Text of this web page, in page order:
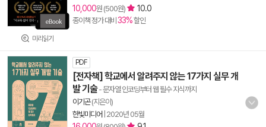
미리읽기
10,000원 (500원) 10.0
종이책 정가 대비 33%할인
PDF
[전자책] 학교에서 알려주지 않는 17가지 실무 개
발 기술- 문자열 인코딩부터 웹 필수 지식까지
이기곤(지은이)
한빛미디어 2020년 05월